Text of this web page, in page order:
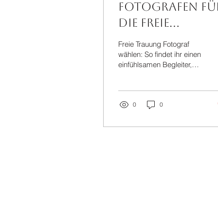
Fotografen
die freie
Trauung
wählen
Freie Trauung Fotograf
wählen: So findet ihr einen
einfühlsamen Begleiter,
bewahrt, für immer.
0 0